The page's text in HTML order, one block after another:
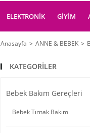
ELEKTRONİK GİYİM
Anasayfa ANNE & BEBEK
KATEGORİLER
Bebek Bakım Gereçleri
Bebek Tırnak Bakım